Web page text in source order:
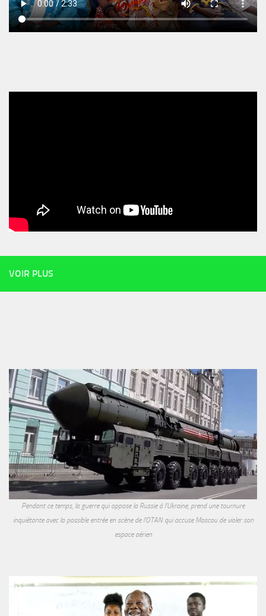
VOIR PLUS
Pendant ce temps, la guerre qui oppose la Russie à l'Ukraine, prend une tournure
inquiétante avec la possible entrée en scène de l'OTAN qui accuse Moscou de violer son
espace aérien